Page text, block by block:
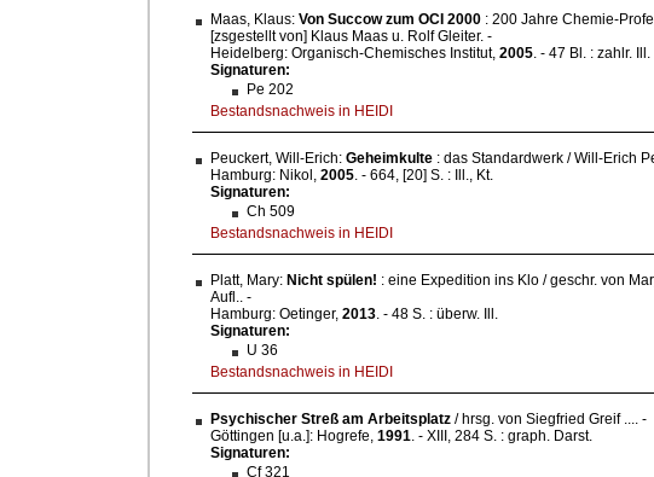
Maas, Klaus: Von Succow zum OCI 2000 : 200 Jahre Chemie-
[zsgestellt von] Klaus Maas u. Rolf Gleiter. -
Heidelberg: Organisch-Chemisches Institut, 2005. - 47 Bl. : zahlr.
Signaturen:
Pe 202
Bestandsnachweis in HEIDI
Peuckert, Will-Erich: Geheimkulte : das Standardwerk / Will-Erich
Hamburg: Nikol, 2005. - 664, [20] S. : Ill., Kt.
Signaturen:
Ch 509
Bestandsnachweis in HEIDI
Platt, Mary: Nicht spülen! : eine Expedition ins Klo / geschr. von
Aufl.. -
Hamburg: Oetinger, 2013. - 48 S. : überw. Ill.
Signaturen:
U 36
Bestandsnachweis in HEIDI
Psychischer Streß am Arbeitsplatz / hrsg. von Siegfried Greif .... -
Göttingen [u.a.]: Hogrefe, 1991. - XIII, 284 S. : graph. Darst.
Signaturen:
Cf 321